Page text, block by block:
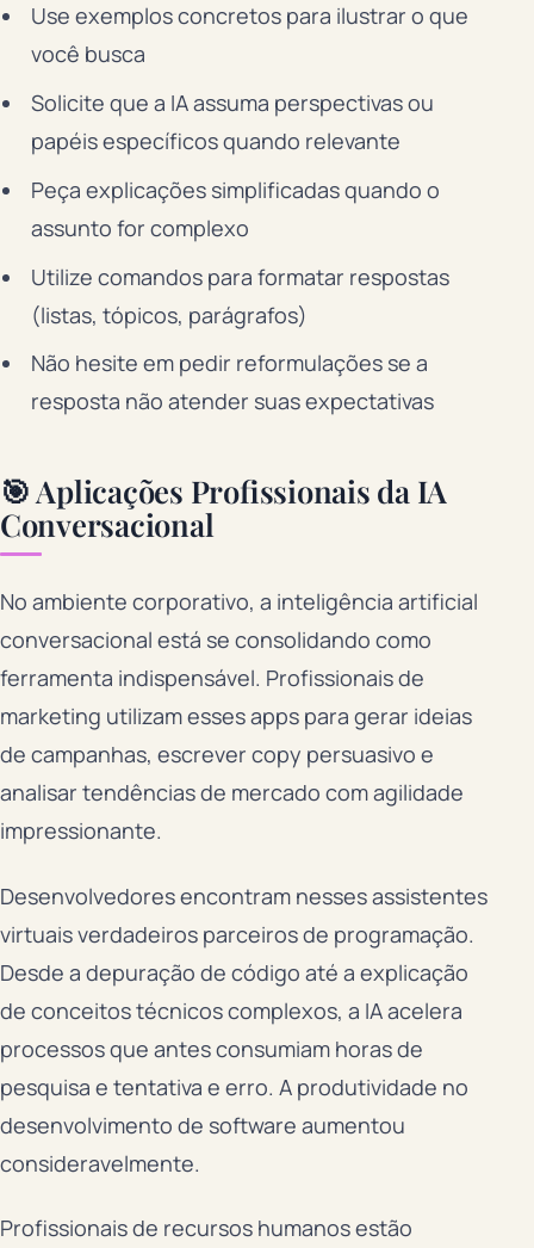
Use exemplos concretos para ilustrar o que
você busca
Solicite que a IA assuma perspectivas ou
papéis específicos quando relevante
Peça explicações simplificadas quando o
assunto for complexo
Utilize comandos para formatar respostas
(listas, tópicos, parágrafos)
Não hesite em pedir reformulações se a
resposta não atender suas expectativas
🎯 Aplicações Profissionais da IA
Conversacional
No ambiente corporativo, a inteligência artificial
conversacional está se consolidando como
ferramenta indispensável. Profissionais de
marketing utilizam esses apps para gerar ideias
de campanhas, escrever copy persuasivo e
analisar tendências de mercado com agilidade
impressionante.
Desenvolvedores encontram nesses assistentes
virtuais verdadeiros parceiros de programação.
Desde a depuração de código até a explicação
de conceitos técnicos complexos, a IA acelera
processos que antes consumiam horas de
pesquisa e tentativa e erro. A produtividade no
desenvolvimento de software aumentou
consideravelmente.
Profissionais de recursos humanos estão